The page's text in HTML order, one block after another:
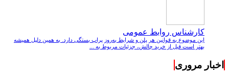
کارشناس روابط عمومی
این موضوع به قوانین هر پلن و شرایط به‌روز پراپ بستگی دارد. به همین دلیل همیشه
بهتر است قبل از خرید چالش، جزئیات مربوط به ...
اخبار مروری